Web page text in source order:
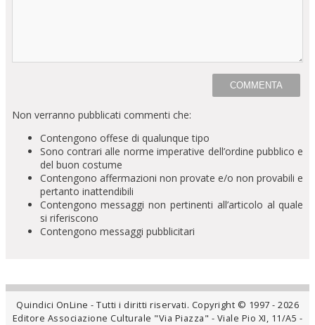
Non verranno pubblicati commenti che:
Contengono offese di qualunque tipo
Sono contrari alle norme imperative dell’ordine pubblico e
del buon costume
Contengono affermazioni non provate e/o non provabili e
pertanto inattendibili
Contengono messaggi non pertinenti all’articolo al quale
si riferiscono
Contengono messaggi pubblicitari
Quindici OnLine - Tutti i diritti riservati. Copyright © 1997 - 2026
Editore Associazione Culturale "Via Piazza" - Viale Pio XI, 11/A5 -